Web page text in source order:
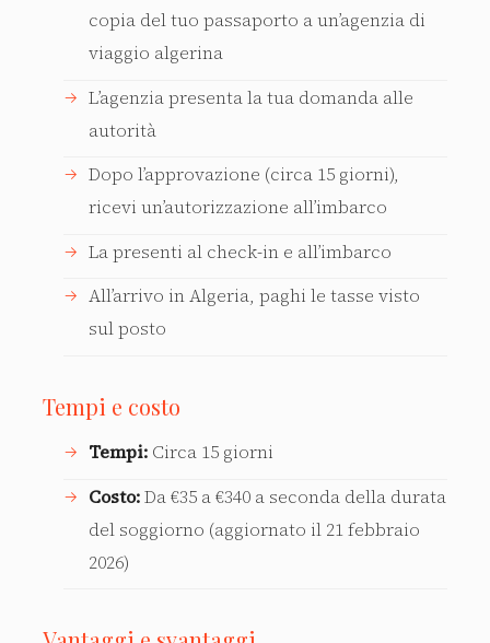
copia del tuo passaporto a un’agenzia di
viaggio algerina
L’agenzia presenta la tua domanda alle
autorità
Dopo l’approvazione (circa 15 giorni),
ricevi un’autorizzazione all’imbarco
La presenti al check-in e all’imbarco
All’arrivo in Algeria, paghi le tasse visto
sul posto
Tempi e costo
Tempi:Circa 15 giorni
Costo:Da €35 a €340 a seconda della durata
del soggiorno (aggiornato il 21 febbraio
2026)